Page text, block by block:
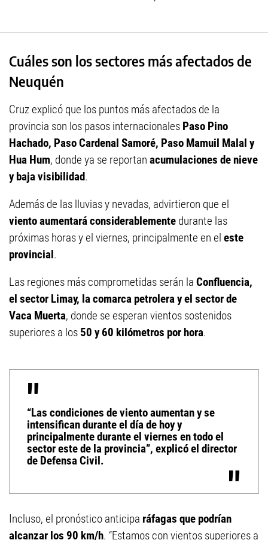
Cuáles son los sectores más afectados de
Neuquén
Cruz explicó que los puntos más afectados de la
provincia son los pasos internacionales Paso Pino
Hachado, Paso Cardenal Samoré, Paso Mamuil Malal y
Hua Hum, donde ya se reportan acumulaciones de nieve
y baja visibilidad.
Además de las lluvias y nevadas, advirtieron que el
viento aumentará considerablemente durante las
próximas horas y el viernes, principalmente en el este
provincial.
Las regiones más comprometidas serán la Confluencia,
el sector Limay, la comarca petrolera y el sector de
Vaca Muerta, donde se esperan vientos sostenidos
superiores a los 50 y 60 kilómetros por hora.
“Las condiciones de viento aumentan y se
intensifican durante el día de hoy y
principalmente durante el viernes en todo el
sector este de la provincia”, explicó el director
de Defensa Civil.
Incluso, el pronóstico anticipa ráfagas que podrían
alcanzar los 90 km/h. “Estamos con vientos superiores a